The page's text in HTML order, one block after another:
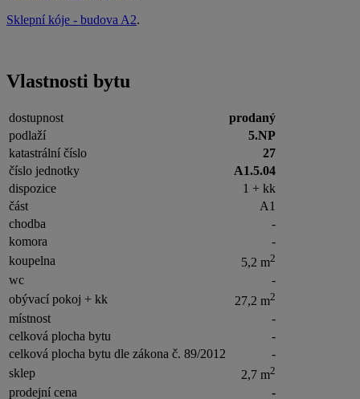
Sklepní kóje - budova A2.
Vlastnosti bytu
dostupnost
prodaný
podlaží
5.NP
katastrální číslo
27
číslo jednotky
A1.5.04
dispozice
1 + kk
část
A1
chodba
-
komora
-
koupelna
5,2 m2
wc
-
obývací pokoj + kk
27,2 m2
místnost
-
celková plocha bytu
-
celková plocha bytu dle zákona č. 89/2012
-
sklep
2,7 m2
prodejní cena
-